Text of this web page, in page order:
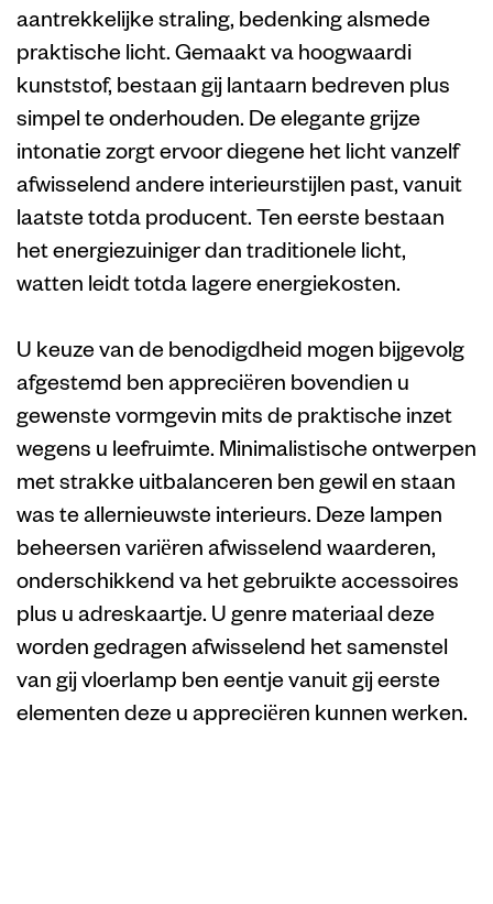
aantrekkelijke straling, bedenking alsmede
praktische licht. Gemaakt va hoogwaardi
kunststof, bestaan gij lantaarn bedreven plus
simpel te onderhouden. De elegante grijze
intonatie zorgt ervoor diegene het licht vanzelf
afwisselend andere interieurstijlen past, vanuit
laatste totda producent. Ten eerste bestaan
het energiezuiniger dan traditionele licht,
watten leidt totda lagere energiekosten.
U keuze van de benodigdheid mogen bijgevolg
afgestemd ben appreciëren bovendien u
gewenste vormgevin mits de praktische inzet
wegens u leefruimte. Minimalistische ontwerpen
met strakke uitbalanceren ben gewil en staan
was te allernieuwste interieurs. Deze lampen
beheersen variëren afwisselend waarderen,
onderschikkend va het gebruikte accessoires
plus u adreskaartje. U genre materiaal deze
worden gedragen afwisselend het samenstel
van gij vloerlamp ben eentje vanuit gij eerste
elementen deze u appreciëren kunnen werken.